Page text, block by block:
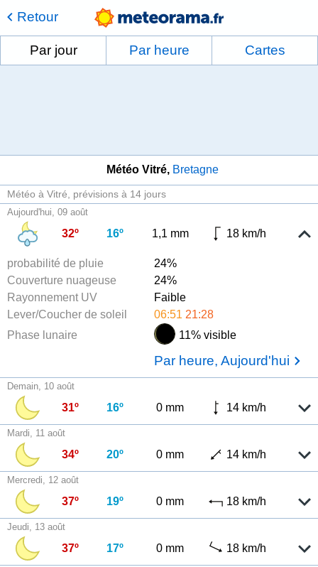
Retour
Par jour Par heure Cartes
Météo Vitré Bretagne
Météo à Vitré prévisions à 14 jours
Aujourd'hui, 09 août
32º 16º 1,1 mm 18 km/h
probabilité de pluie
24%
Couverture nuageuse
24%
Rayonnement UV
Faible
Lever/Coucher de soleil
06:51 21:28
Phase lunaire
11% visible
Par heure, Aujourd'hui
Demain, 10 août
31º 16º 0 mm 14 km/h
Mardi, 11 août
34º 20º 0 mm 14 km/h
Mercredi, 12 août
37º 19º 0 mm 18 km/h
Jeudi, 13 août
37º 17º 0 mm 18 km/h